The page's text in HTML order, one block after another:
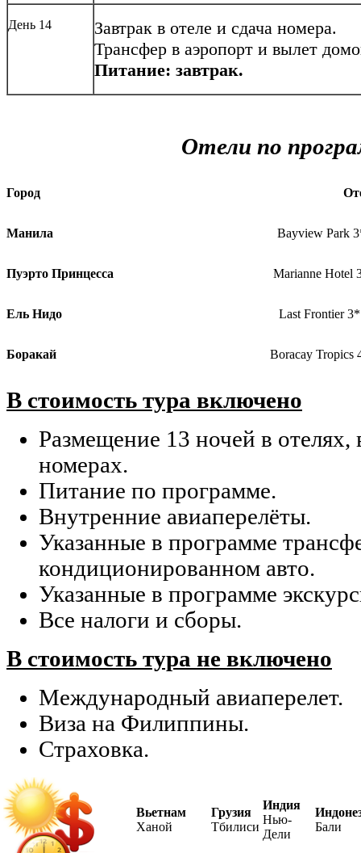
День 14
Завтрак в отеле и сдача номера.
Трансфер в аэропорт и вылет
Питание: завтрак.
Отели по
Город
Манила Bayview Park
Пуэрто Принцесса Marianne Hotel
Ель Нидо Last Frontier
Боракай Boracay
В стоимость тура включено
Размещение 13 ночей в отелях,
номерах.
Питание по программе.
Внутренние авиаперелёты.
Указанные в программе
кондиционированном авто.
Указанные в программе
Все налоги и сборы.
В стоимость тура не включено
Международный авиаперелет.
Виза на Филиппины.
Страховка.
Вьетнам
Ханой
Грузия
Тбилиси
Индия
Нью-
Дели
Бали